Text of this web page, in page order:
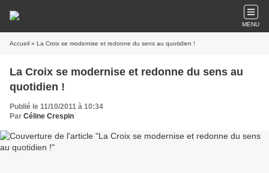
MENU
Accueil » La Croix se modernise et redonne du sens au quotidien !
La Croix se modernise et redonne du sens au
quotidien !
Publié le 11/10/2011 à 10:34
Par Céline Crespin